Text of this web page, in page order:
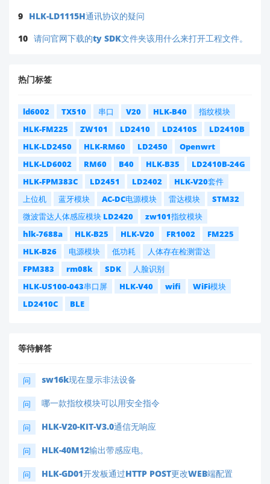
9 HLK-LD1115H通讯协议的疑问
10 请问官网下载的ty SDK文件夹该用什么来打开工程文件。
热门标签
ld6002 TX510 串口 V20 HLK-B40
指纹模块
HLK-FM225
ZW101 LD2410 LD2410S
LD2410B
HLK-LD2450
HLK-RM60 LD2450
Openwrt
HLK-LD6002
RM60 B40 HLK-B35
LD2410B-24G
HLK-FPM383C
LD2451 LD2402
HLK-V20套件
上位机
蓝牙模块 AC-DC电源模块 雷达模块
STM32
微波雷达人体感应模块 LD2420
zw101指纹模块
hlk-7688a
HLK-B25 HLK-V20 FR1002
FM225
HLK-B26
电源模块 低功耗
人体存在检测雷达
FPM383
rm08k SDK
人脸识别
HLK-US100-043串口屏
HLK-V40 wifi
WiFi模块
LD2410C
BLE
等待解答
问 sw16k现在显示非法设备
问 哪一款指纹模块可以用安全指令
问 HLK-V20-KIT-V3.0通信无响应
问 HLK-40M12输出带感应电。
问 HLK-GD01开发板通过HTTP POST更改WEB端配置